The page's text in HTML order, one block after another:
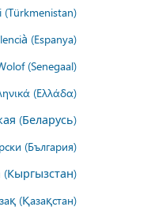
(Türkmenistan)
(Espanya)
(Senegaal)
(Ελλάδα)
(Беларусь)
(България)
(Қазақстан)